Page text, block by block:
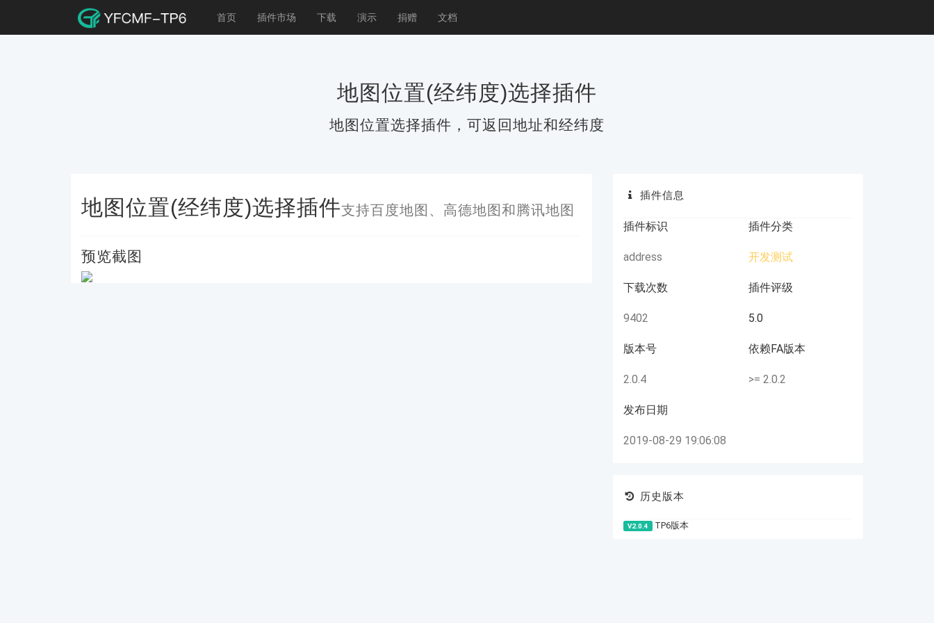
首页 插件市场 下载 演示 捐赠 文档
地图位置(经纬度)选择插件
地图位置选择插件，可返回地址和经纬度
地图位置(经纬度)选择插件支持百度地图、高德地图和腾讯地图
预览截图
插件信息
插件标识
address
插件分类
开发测试
下载次数
9402
插件评级
5.0
版本号
2.0.4
依赖FA版本
>= 2.0.2
发布日期
2019-08-29 19:06:08
历史版本
V2.0.4 TP6版本